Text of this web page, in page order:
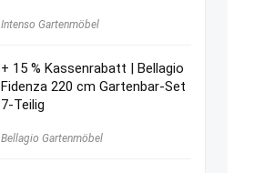
Intenso Gartenmöbel
+ 15 % Kassenrabatt | Bellagio
Fidenza 220 cm Gartenbar-Set
7-Teilig
Bellagio Gartenmöbel